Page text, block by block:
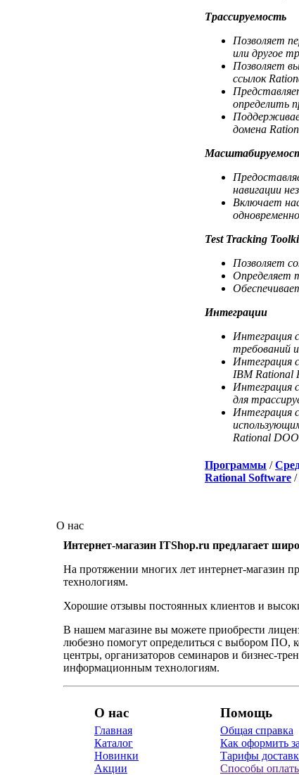
Трассируемость
Позволяет
или другое
Позволяет
ссылок
определить
домена
навигации
Включает
Test Tracking
Позволяет
Определяет
Интеграции
Интеграция
требований
Интеграция
IBM Rational
Интеграция
для
Интеграция
Rational
Программы /
Rational Software /
О нас
Интернет-магазин ITShop.ru предлагает
На протяжении многих лет интернет-магазин
технологиям.
Хорошие отзывы постоянных клиентов и
В нашем магазине вы можете приобрести
любезно помогут определиться с выбором ПО,
центры, организаторов семинаров и бизнес-
информационным технологиям.
О нас
Главная
Каталог
Новинки
Акции
Помощь
Общая справка
Как оформить
Тарифы
Способы